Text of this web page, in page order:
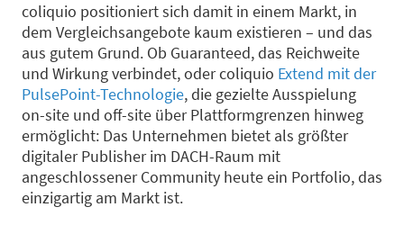
coliquio positioniert sich damit in einem Markt, in
dem Vergleichsangebote kaum existieren – und das
aus gutem Grund. Ob Guaranteed, das Reichweite
und Wirkung verbindet, oder coliquio Extend mit der
PulsePoint-Technologie, die gezielte Ausspielung
on-site und off-site über Plattformgrenzen hinweg
ermöglicht: Das Unternehmen bietet als größter
digitaler Publisher im DACH-Raum mit
angeschlossener Community heute ein Portfolio, das
einzigartig am Markt ist.